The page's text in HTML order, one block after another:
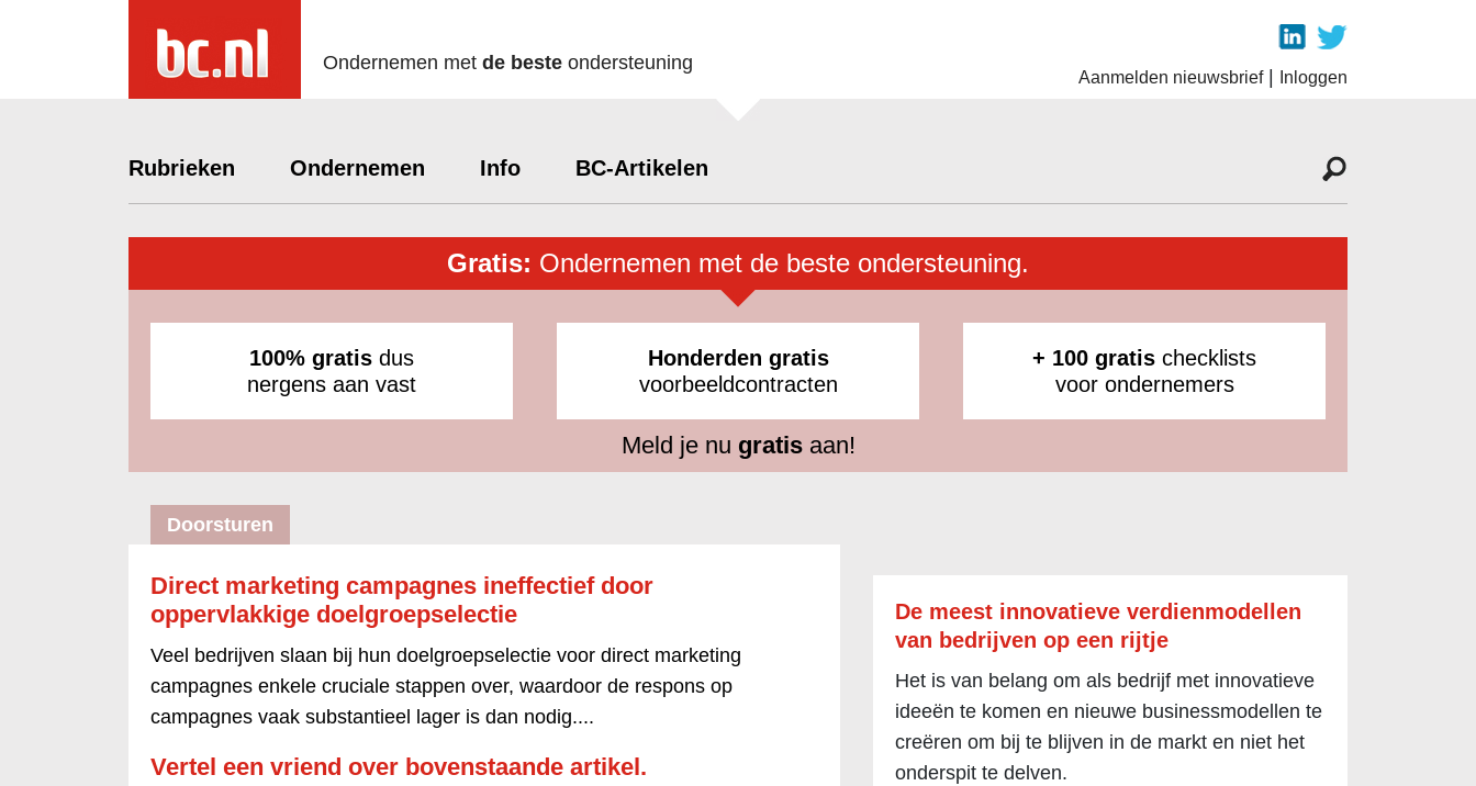
Ondernemen met de beste ondersteuning
Aanmelden nieuwsbrief| Inloggen
Rubrieken Ondernemen Info BC-Artikelen
Gratis: Ondernemen met de beste ondersteuning.
100% gratis dus
nergens aan vast
Honderden gratis
voorbeeldcontracten
+ 100 gratis checklists
voor ondernemers
Meld je nu gratisaan!
Doorsturen
Direct marketing campagnes ineffectief door
oppervlakkige doelgroepselectie
Veel bedrijven slaan bij hun doelgroepselectie voor direct marketing
campagnes enkele cruciale stappen over, waardoor de respons op
campagnes vaak substantieel lager is dan nodig....
Vertel een vriend over bovenstaande artikel.
De meest innovatieve verdienmodellen
van bedrijven op een rijtje
Het is van belang om als bedrijf met innovatieve
ideeën te komen en nieuwe businessmodellen te
creëren om bij te blijven in de markt en niet het
onderspit te delven.